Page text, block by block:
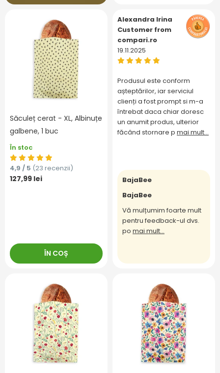
Săculeț cerat - XL, Albinuțe
galbene, 1 buc
În stoc
4,9 / 5 (23 recenzii)
127,99 lei
ÎN COȘ
Alexandra Irina
Customer from
compari.ro
19.11.2025
Produsul este conform
așteptărilor, iar serviciul
clienți a fost prompt si m-a
întrebat daca chiar doresc
un anumit produs, ulterior
făcând stornare p mai mult...
BajaBee
BajaBee
Vă mulțumim foarte mult
pentru feedback-ul dvs.
po mai mult...